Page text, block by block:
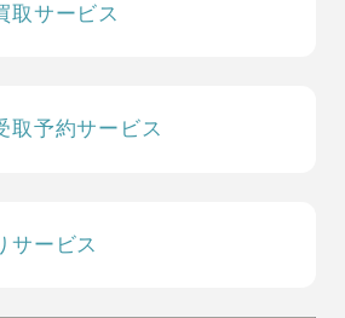
取サービス
取予約サービス
サービス